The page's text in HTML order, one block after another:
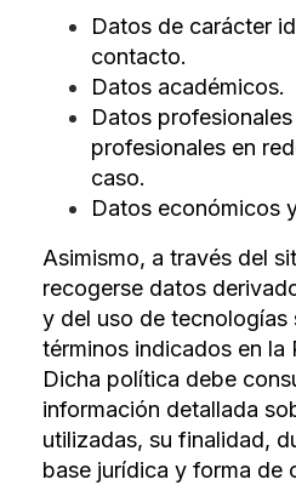
Datos de carácter
contacto.
Datos académicos.
Datos
profesionales en
caso.
Datos económicos
Asimismo, a través del
recogerse datos
y del uso de tecnologías
términos indicados en la
Dicha política debe
información detallada
utilizadas, su finalidad,
base jurídica y forma de